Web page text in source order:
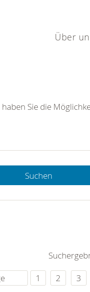
Über
Sie die
Suchen
1 2 3